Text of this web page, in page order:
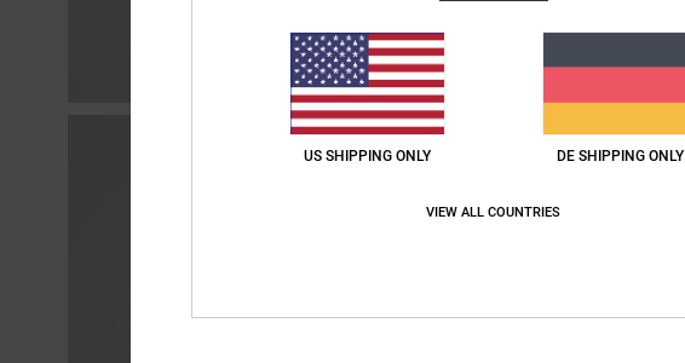
US SHIPPING ONLY DE SHIPPING ONLY
VIEW ALL COUNTRIES